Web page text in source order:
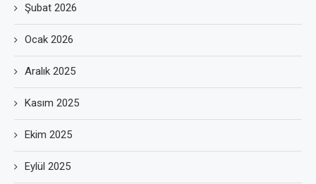
Şubat 2026
Ocak 2026
Aralık 2025
Kasım 2025
Ekim 2025
Eylül 2025